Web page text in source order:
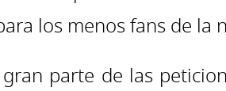
los menos fans de la
parte de las